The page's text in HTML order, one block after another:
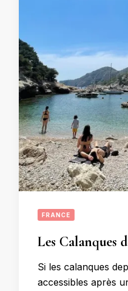
FRANCE
Les Calanques
Si les calanques
accessibles après